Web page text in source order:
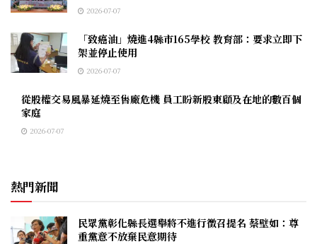
2026-07-07
「致癌油」燒進4縣市165學校 教育部：要求立即下
架並停止使用
2026-07-07
從股權交易風暴延燒至售廠危機 員工盼新股東顧及在地的數百個
家庭
2026-07-07
熱門新聞
民眾黨彰化縣長選舉將不進行徵召提名 蔡壁如：尊
重黨意不放棄民意期待